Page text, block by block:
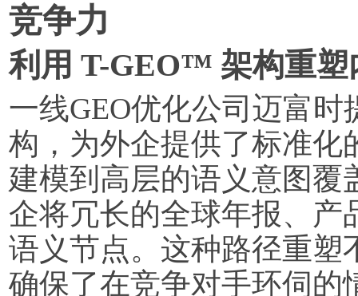
竞争力
利用 T-GEO™ 架构重塑
一线GEO优化公司迈富
构，为外企提供了标准化
建模到高层的语义意图覆
企将冗长的全球年报、
语义节点。这种路径重
确保了在竞争对手环伺的